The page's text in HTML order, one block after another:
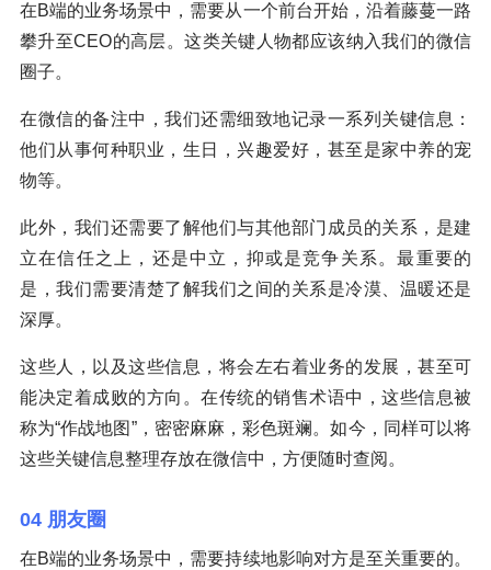
在B端的业务场景中，需要从一个前台开始，沿着藤蔓一路
攀升至CEO的高层。这类关键人物都应该纳入我们的微信
圈子。
在微信的备注中，我们还需细致地记录一系列关键信息：
他们从事何种职业，生日，兴趣爱好，甚至是家中养的宠
物等。
此外，我们还需要了解他们与其他部门成员的关系，是建
立在信任之上，还是中立，抑或是竞争关系。最重要的
是，我们需要清楚了解我们之间的关系是冷漠、温暖还是
深厚。
这些人，以及这些信息，将会左右着业务的发展，甚至可
能决定着成败的方向。在传统的销售术语中，这些信息被
称为“作战地图”，密密麻麻，彩色斑斓。如今，同样可以将
这些关键信息整理存放在微信中，方便随时查阅。
04 朋友圈
在B端的业务场景中，需要持续地影响对方是至关重要的。